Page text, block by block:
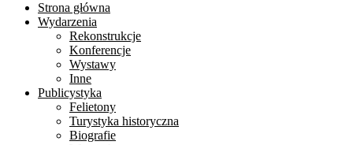
Strona główna
Wydarzenia
Rekonstrukcje
Konferencje
Wystawy
Inne
Publicystyka
Felietony
Turystyka historyczna
Biografie